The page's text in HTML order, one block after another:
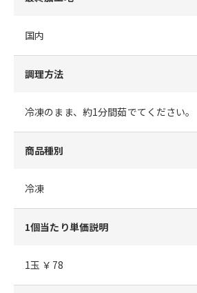
国内
調理方法
冷凍のまま、約1分間茹でてください。
商品種別
冷凍
1個当たり単価説明
1玉 ￥78